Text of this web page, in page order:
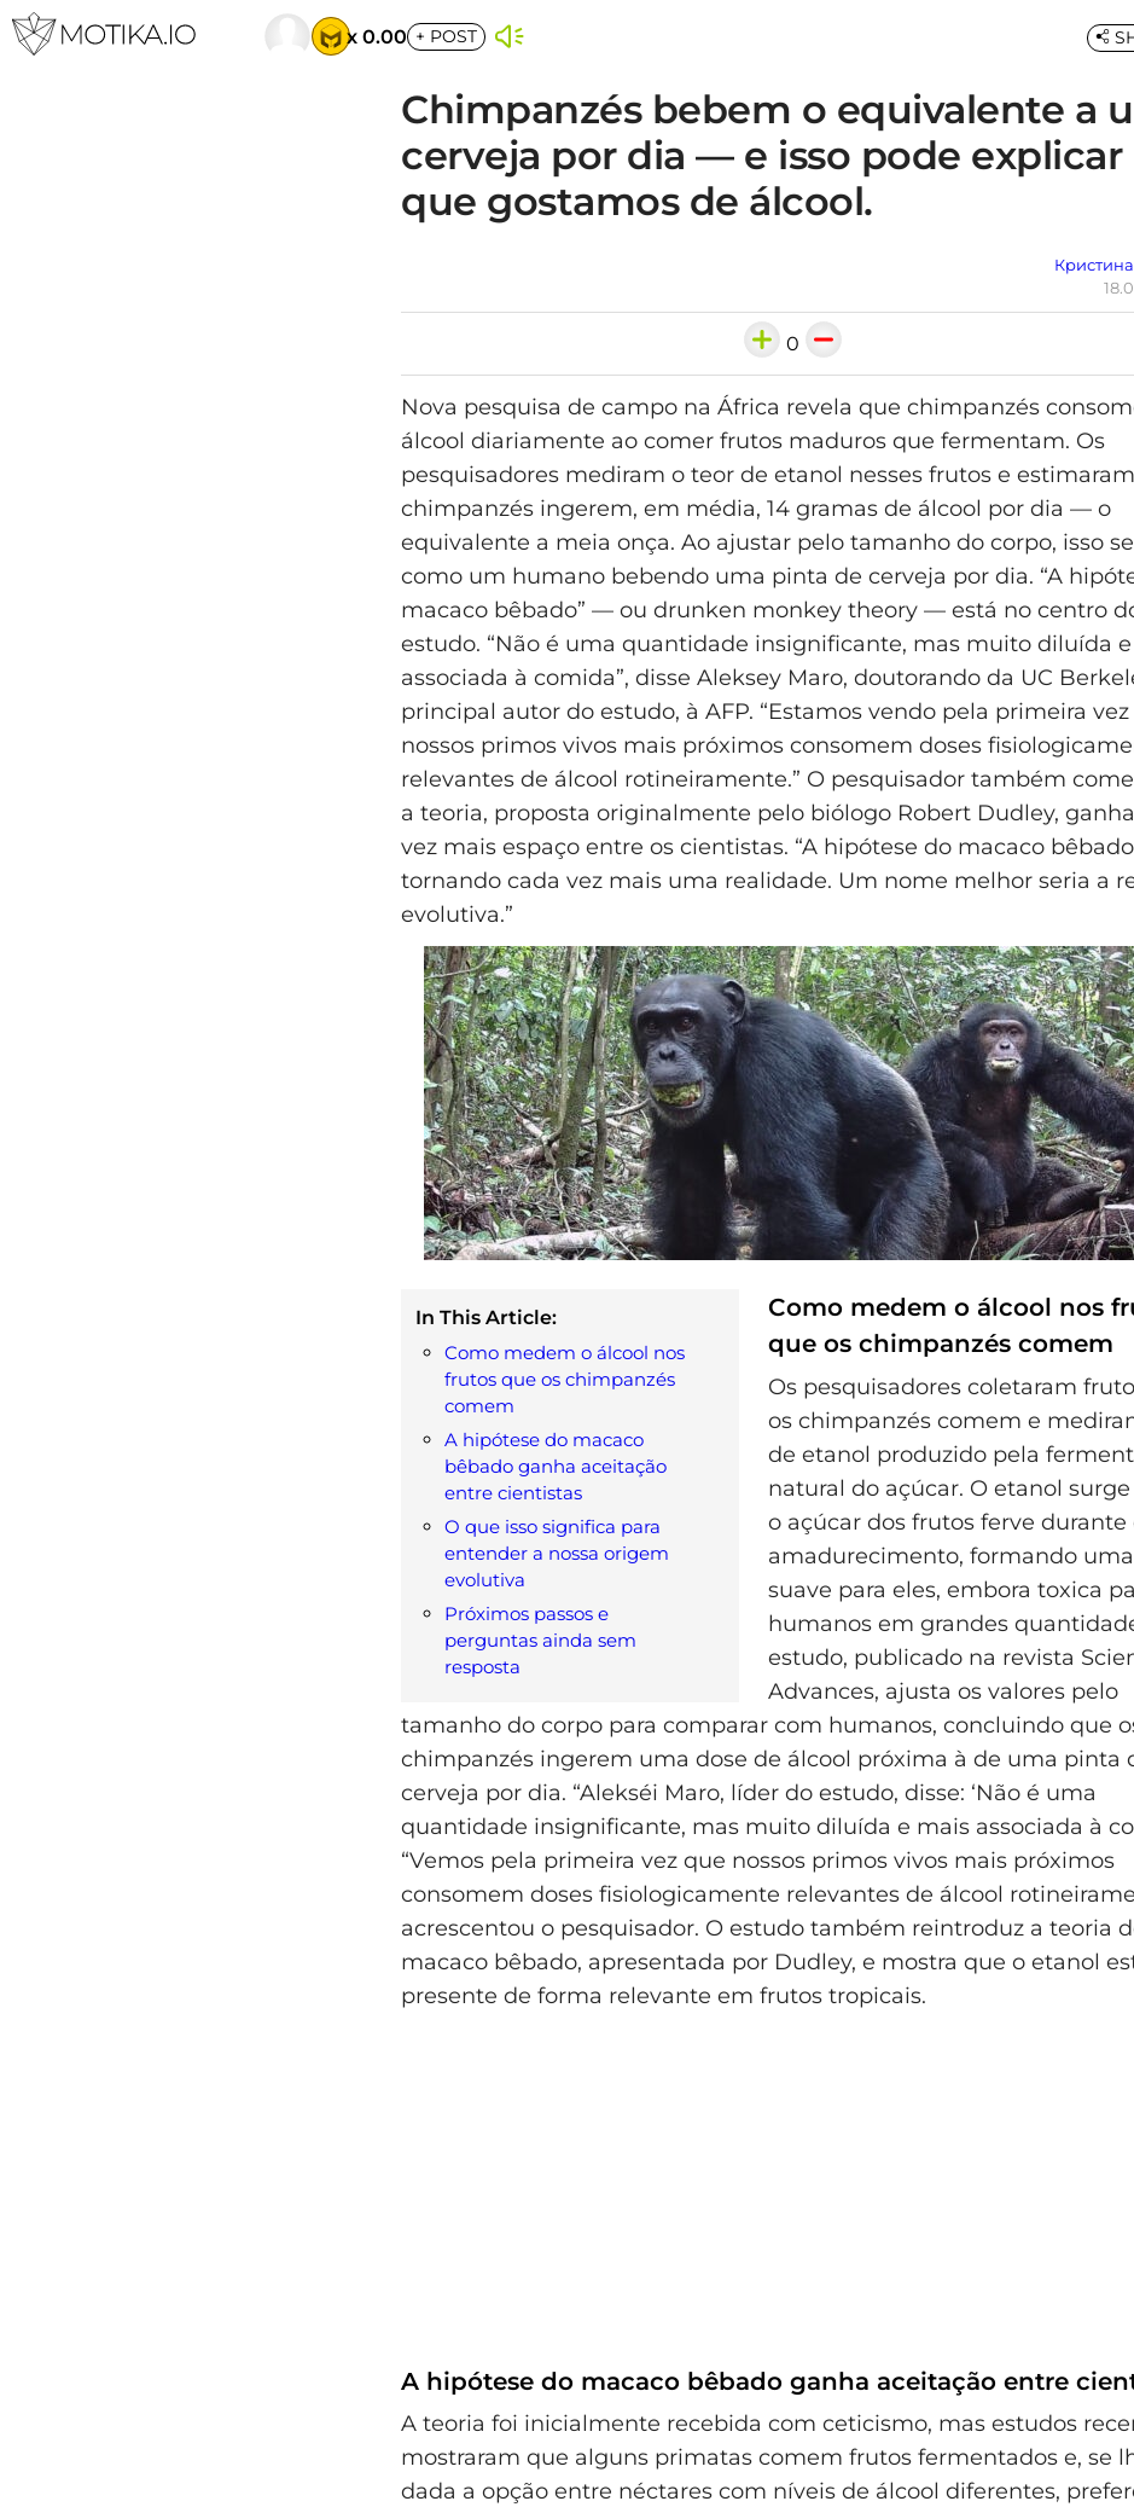
x 0.00 + POST
Chimpanzés bebem o equivalente a
cerveja por dia — e isso pode explicar
que gostamos de álcool.
0
Nova pesquisa de campo na África revela que chimpanzés
álcool diariamente ao comer frutos maduros que fermentam. Os
pesquisadores mediram o teor de etanol nesses frutos e
chimpanzés ingerem, em média, 14 gramas de álcool por dia — o
equivalente a meia onça. Ao ajustar pelo tamanho do corpo, isso
como um humano bebendo uma pinta de cerveja por dia. “A
macaco bêbado” — ou drunken monkey theory — está no centro
estudo. “Não é uma quantidade insignificante, mas muito diluída
associada à comida”, disse Aleksey Maro, doutorando da UC
principal autor do estudo, à AFP. “Estamos vendo pela primeira
nossos primos vivos mais próximos consomem doses
relevantes de álcool rotineiramente.” O pesquisador também
a teoria, proposta originalmente pelo biólogo Robert Dudley,
vez mais espaço entre os cientistas. “A hipótese do macaco
tornando cada vez mais uma realidade. Um nome melhor seria a
evolutiva.”
In This Article:
Como medem o álcool nos
frutos que os chimpanzés
comem
A hipótese do macaco
bêbado ganha aceitação
entre cientistas
O que isso significa para
entender a nossa origem
evolutiva
Próximos passos e
perguntas ainda sem
resposta
Como medem o álcool nos
que os chimpanzés comem
Os pesquisadores coletaram
os chimpanzés comem e
de etanol produzido pela
natural do açúcar. O etanol
o açúcar dos frutos ferve durante
amadurecimento, formando
suave para eles, embora toxica
humanos em grandes
estudo, publicado na revista
Advances, ajusta os valores pelo
tamanho do corpo para comparar com humanos, concluindo que
chimpanzés ingerem uma dose de álcool próxima à de uma pinta
cerveja por dia. “Alekséi Maro, líder do estudo, disse: ‘Não é uma
quantidade insignificante, mas muito diluída e mais associada à
“Vemos pela primeira vez que nossos primos vivos mais próximos
consomem doses fisiologicamente relevantes de álcool
acrescentou o pesquisador. O estudo também reintroduz a teoria
macaco bêbado, apresentada por Dudley, e mostra que o etanol
presente de forma relevante em frutos tropicais.
A hipótese do macaco bêbado ganha aceitação entre
A teoria foi inicialmente recebida com ceticismo, mas estudos
mostraram que alguns primatas comem frutos fermentados e, se
dada a opção entre néctares com níveis de álcool diferentes,